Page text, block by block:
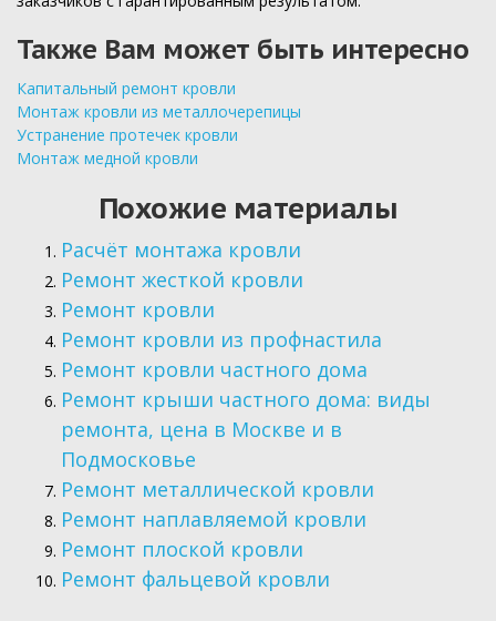
Также Вам может быть интересно
Капитальный ремонт кровли
Монтаж кровли из металлочерепицы
Устранение протечек кровли
Монтаж медной кровли
Похожие материалы
Расчёт монтажа кровли
Ремонт жесткой кровли
Ремонт кровли
Ремонт кровли из профнастила
Ремонт кровли частного дома
Ремонт крыши частного дома: виды
ремонта, цена в Москве и в
Подмосковье
Ремонт металлической кровли
Ремонт наплавляемой кровли
Ремонт плоской кровли
Ремонт фальцевой кровли